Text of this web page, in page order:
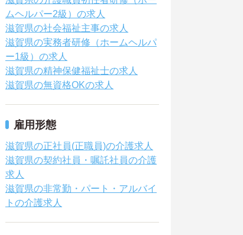
ムヘルパー2級）の求人
滋賀県の社会福祉主事の求人
滋賀県の実務者研修（ホームヘルパ
ー1級）の求人
滋賀県の精神保健福祉士の求人
滋賀県の無資格OKの求人
雇用形態
滋賀県の正社員(正職員)の介護求人
滋賀県の契約社員・嘱託社員の介護
求人
滋賀県の非常勤・パート・アルバイ
トの介護求人